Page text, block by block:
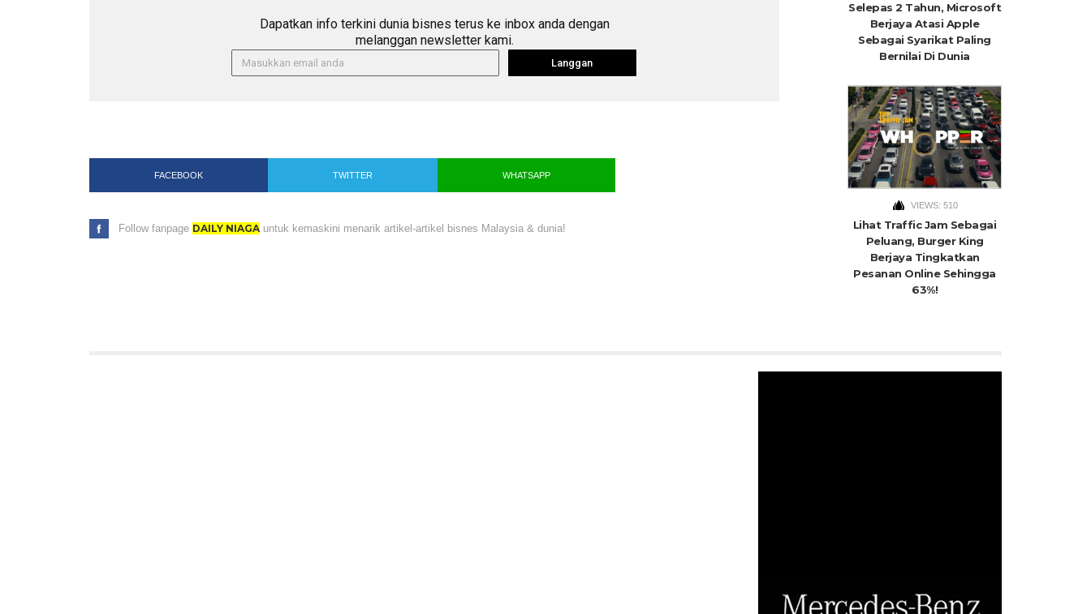
Dapatkan info terkini dunia bisnes terus ke inbox anda dengan
melanggan newsletter kami.
Langgan
FACEBOOK TWITTER WHATSAPP
Follow fanpage DAILY NIAGAuntuk kemaskini menarik artikel-artikel bisnes Malaysia & dunia!
Selepas 2 Tahun, Microsoft
Berjaya Atasi Apple
Sebagai Syarikat Paling
Bernilai Di Dunia
VIEWS: 510
Lihat Traffic Jam Sebagai
Peluang, Burger King
Berjaya Tingkatkan
Pesanan Online Sehingga
63%!